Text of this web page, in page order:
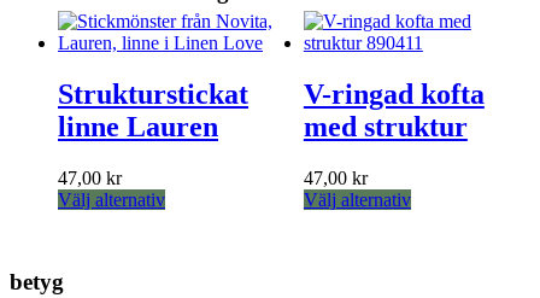
Strukturstickat
linne Lauren
47,00 kr
Välj alternativDen
V-ringad kofta
med struktur
47,00 kr
Välj alternativDen
betyg